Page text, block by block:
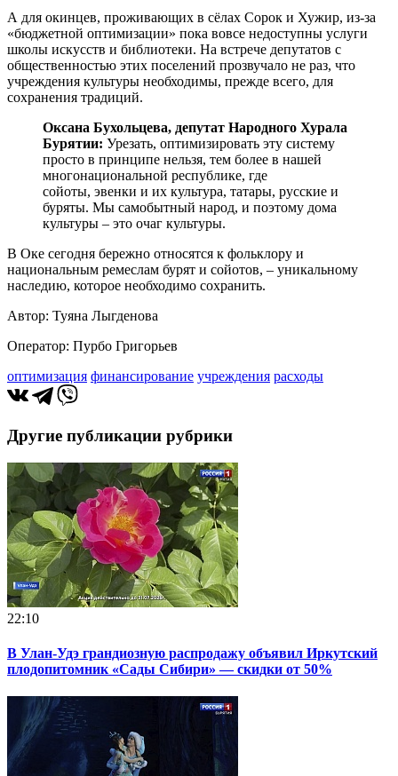
А для окинцев, проживающих в сёлах Сорок и Хужир, из-за
«бюджетной оптимизации» пока вовсе недоступны услуги
школы искусств и библиотеки. На встрече депутатов с
общественностью этих поселений прозвучало не раз, что
учреждения культуры необходимы, прежде всего, для
сохранения традиций.
Оксана Бухольцева, депутат Народного Хурала
Бурятии: Урезать, оптимизировать эту систему
просто в принципе нельзя, тем более в нашей
многонациональной республике, где
сойоты, эвенки и их культура, татары, русские и
буряты. Мы самобытный народ, и поэтому дома
культуры – это очаг культуры.
В Оке сегодня бережно относятся к фольклору и
национальным ремеслам бурят и сойотов, – уникальному
наследию, которое необходимо сохранить.
Автор: Туяна Лыгденова
Оператор: Пурбо Григорьев
оптимизация финансирование учреждения расходы
Другие публикации рубрики
22:10
В Улан-Удэ грандиозную распродажу объявил Иркутский
плодопитомник «Сады Сибири» — скидки от 50%